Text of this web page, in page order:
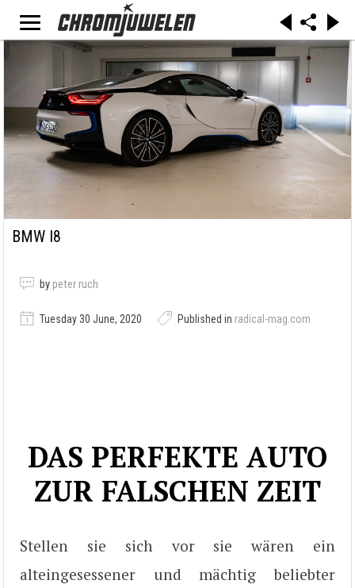
BMW I8
by peter ruch
Tuesday 30 June, 2020 Published in radical-mag.com
DAS PERFEKTE AUTO
ZUR FALSCHEN ZEIT
Stellen sie sich vor sie wären ein
alteingesessener und mächtig beliebter